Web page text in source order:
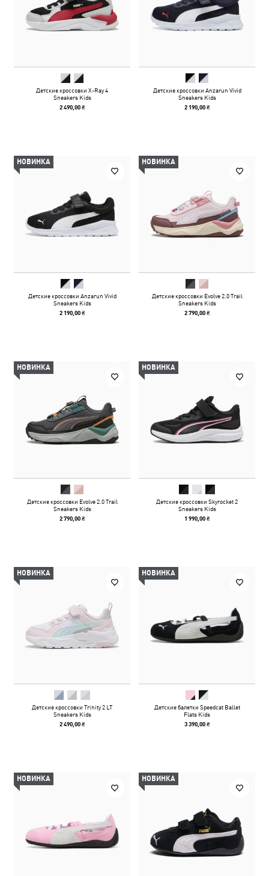
Детские кроссовки X-Ray 4
Sneakers Kids
2 490,00 ₴
Детские кроссовки Anzarun Vivid
Sneakers Kids
2 190,00 ₴
НОВИНКА
Детские кроссовки Anzarun Vivid
Sneakers Kids
2 190,00 ₴
НОВИНКА
Детские кроссовки Evolve 2.0 Trail
Sneakers Kids
2 790,00 ₴
НОВИНКА
Детские кроссовки Evolve 2.0 Trail
Sneakers Kids
2 790,00 ₴
НОВИНКА
Детские кроссовки Skyrocket 2
Sneakers Kids
1 990,00 ₴
НОВИНКА
Детские кроссовки Trinity 2 LT
Sneakers Kids
2 490,00 ₴
НОВИНКА
Детские балетки Speedcat Ballet
Flats Kids
3 390,00 ₴
НОВИНКА НОВИНКА